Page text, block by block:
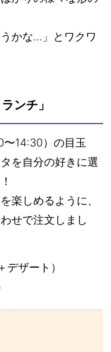
かな…」とワクワ
ンチ」
14:30）の目玉
を自分の好きに選
楽しめるように、
せで注文しまし
ザート）